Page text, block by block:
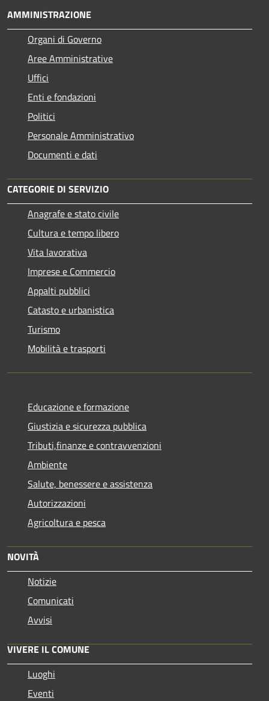
AMMINISTRAZIONE
Organi di Governo
Aree Amministrative
Uffici
Enti e fondazioni
Politici
Personale Amministrativo
Documenti e dati
CATEGORIE DI SERVIZIO
Anagrafe e stato civile
Cultura e tempo libero
Vita lavorativa
Imprese e Commercio
Appalti pubblici
Catasto e urbanistica
Turismo
Mobilità e trasporti
Educazione e formazione
Giustizia e sicurezza pubblica
Tributi,finanze e contravvenzioni
Ambiente
Salute, benessere e assistenza
Autorizzazioni
Agricoltura e pesca
NOVITÀ
Notizie
Comunicati
Avvisi
VIVERE IL COMUNE
Luoghi
Eventi